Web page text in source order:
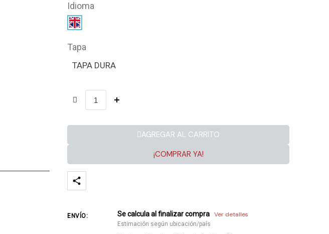
Idioma
Tapa
TAPA DURA
AGREGAR AL CARRITO
¡COMPRAR YA!
ENVÍO: Se calcula al finalizar compra Ver detalles
Estimación según ubicación/país